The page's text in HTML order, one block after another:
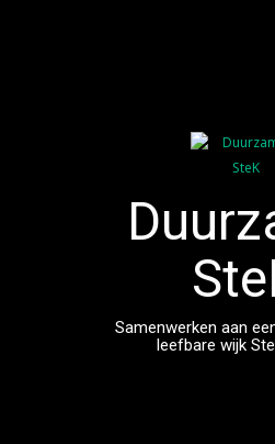
Samenwerken aan
leefbare wijk